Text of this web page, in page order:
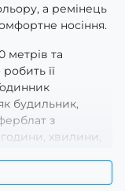
а ремінець
носіння.
метрів та
її
будильник,
з
хвилини,
ремінця – 26,5